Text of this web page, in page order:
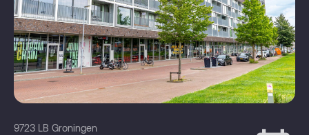
9723 LB Groningen